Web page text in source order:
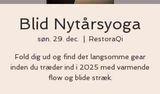
Blid Nytårsyoga
søn. 29. dec. RestoraQi
Fold dig ud og find det langsomme gear
inden du træder ind i 2025 med varmende
flow og blide stræk.